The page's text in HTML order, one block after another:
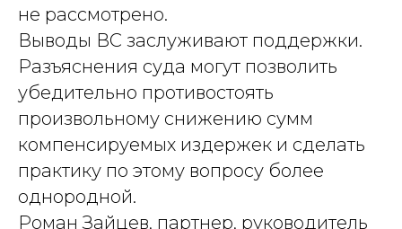
не рассмотрено.
Выводы ВС заслуживают поддержки.
Разъяснения суда могут позволить
убедительно противостоять
произвольному снижению сумм
компенсируемых издержек и сделать
практику по этому вопросу более
однородной.
Роман Зайцев, партнер, руководитель